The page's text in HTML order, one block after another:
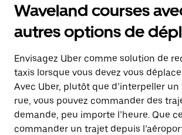
Waveland courses
autres options de
Envisagez Uber comme solution de
taxis lorsque vous devez vous
Avec Uber, plutôt que d’interpeller un
rue, vous pouvez commander des
demande, peu importe l’heure. Que
commander un trajet depuis